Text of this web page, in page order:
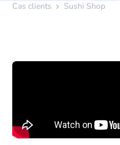
Cas clients Sushi Shop